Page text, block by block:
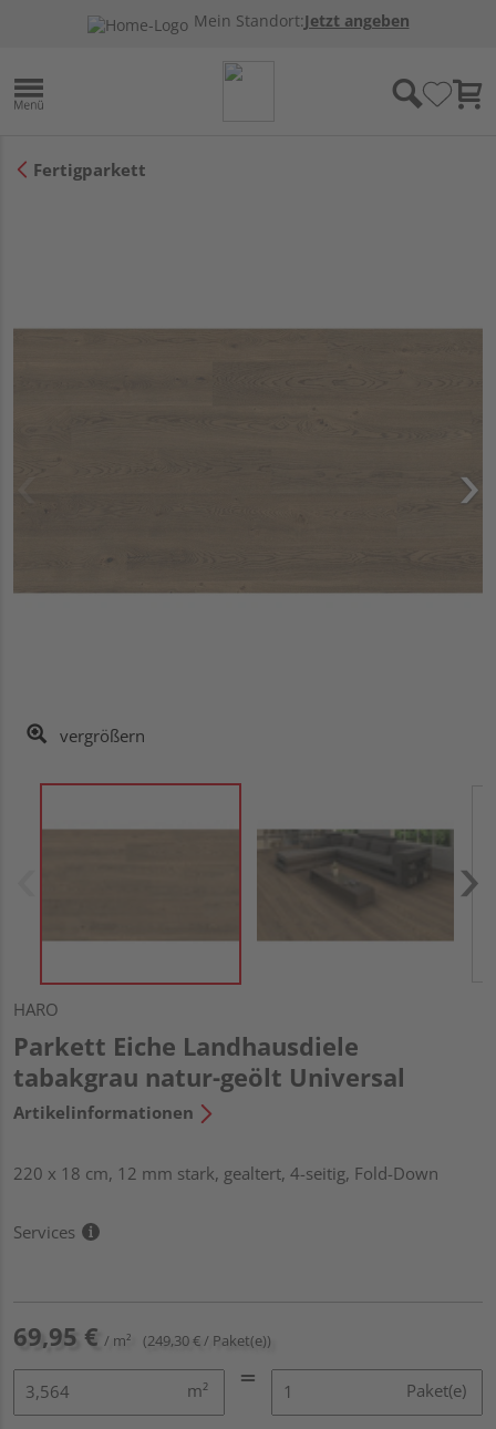
Mein Standort:Jetzt angeben
Fertigparkett
vergrößern
HARO
Parkett Eiche Landhausdiele
tabakgrau natur-geölt Universal
Artikelinformationen
220 x 18 cm, 12 mm stark, gealtert, 4-seitig, Fold-Down
Services
69,95 € / m² (249,30 € / Paket(e))
m² Paket(e)